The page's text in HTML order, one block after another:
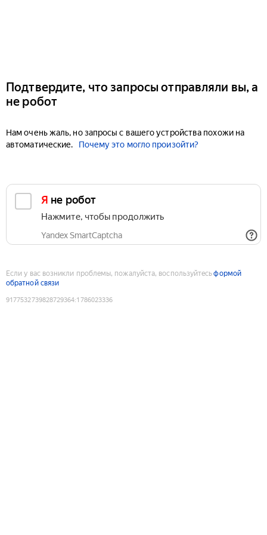
Подтвердите, что запросы отправляли вы, а
не робот
Нам очень жаль, но запросы с вашего устройства похожи на
автоматические.
Почему это могло произойти?
Я не робот
Нажмите, чтобы продолжить
Yandex SmartCaptcha
Если у вас возникли проблемы, пожалуйста, воспользуйтесьформой
обратной связи
9177532739828729364:1786023336